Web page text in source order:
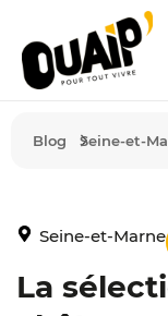
Blog Seine-et-
Seine-et-Marne
La